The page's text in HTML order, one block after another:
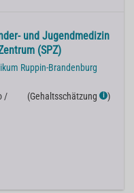
und Jugendmedizin
(SPZ)
Ruppin-Brandenburg
/
(Gehaltsschätzung ℹ )